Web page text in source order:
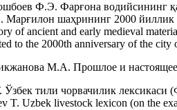
Ф.Э. Фарғона водийсининг
Марғилон шаҳрининг 2000 йиллик
of ancient and early medieval
to the 2000th anniversary of the
М.А. Прошлое и настоящее
тили чорвачилик
T. Uzbek livestock lexicon (on the